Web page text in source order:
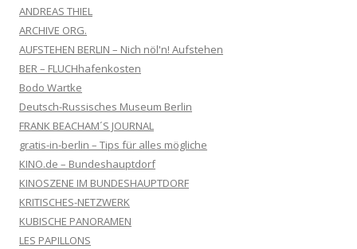
ANDREAS THIEL
ARCHIVE ORG.
AUFSTEHEN BERLIN – Nich nöl'n! Aufstehen
BER – FLUCHhafenkosten
Bodo Wartke
Deutsch-Russisches Museum Berlin
FRANK BEACHAM´S JOURNAL
gratis-in-berlin – Tips für alles mögliche
KINO.de – Bundeshauptdorf
KINOSZENE IM BUNDESHAUPTDORF
KRITISCHES-NETZWERK
KUBISCHE PANORAMEN
LES PAPILLONS